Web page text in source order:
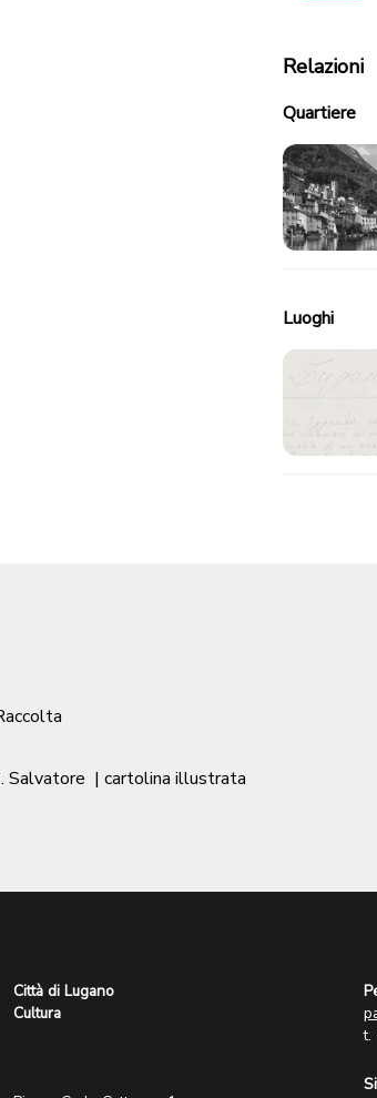
Relazioni
Quartiere
Luoghi
Salvatore | cartolina illustrata
Città di Lugano
Cultura
t.